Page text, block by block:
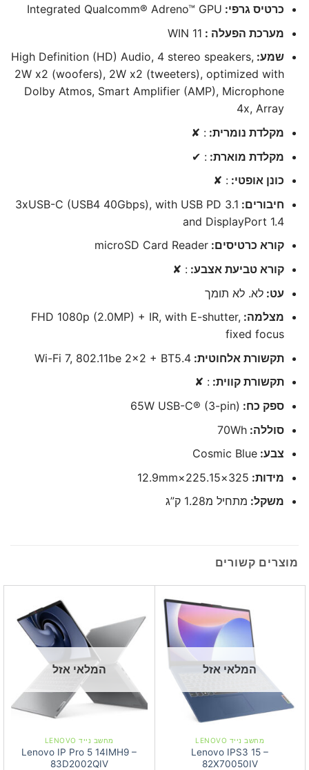
כרטיס גרפי: Integrated Qualcomm® Adreno™ GPU
מערכת הפעלה : WIN 11
שמע: High Definition (HD) Audio, 4 stereo speakers,
2W x2 (woofers), 2W x2 (tweeters), optimized with
Dolby Atmos, Smart Amplifier (AMP), Microphone
4x, Array
מקלדת נומרית: : ✘
מקלדת מוארת: : ✔
כונן אופטי: : ✘
חיבורים: 3xUSB-C (USB4 40Gbps), with USB PD 3.1
and DisplayPort 1.4
קורא כרטיסים: microSD Card Reader
קורא טביעת אצבע: : ✘
עט: לא. לא תומך
מצלמה: FHD 1080p (2.0MP) + IR, with E-shutter,
fixed focus
תקשורת אלחוטית: Wi-Fi 7, 802.11be 2×2 + BT5.4
תקשורת קווית: : ✘
ספק כח: 65W USB-C® (3-pin)
סוללה: 70Wh
צבע: Cosmic Blue
מידות: 325×225.15×12.9mm
משקל: מתחיל מ1.28 ק”ג
מוצרים קשורים
המלאי אזל
מחשב נייד LENOVO
Lenovo IPS3 15 –
82X70050IV
המלאי אזל
מחשב נייד LENOVO
Lenovo IP Pro 5 14IMH9 –
83D2002QIV